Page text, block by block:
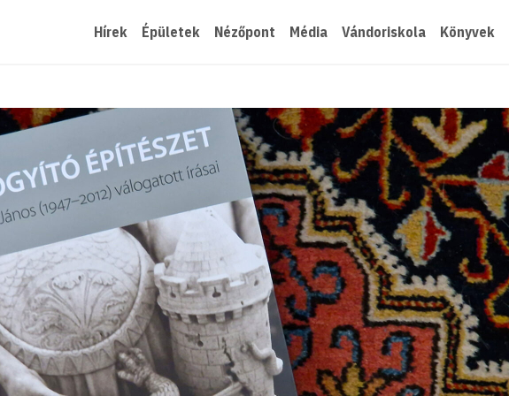
Hírek Épületek Nézőpont Média Vándoriskola Könyvek